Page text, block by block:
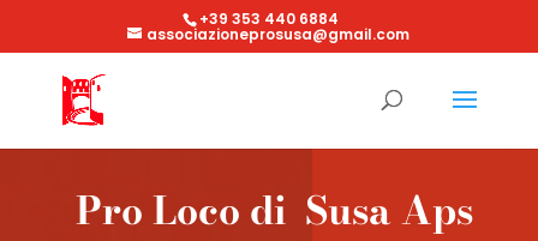
+39 353 440 6884
associazioneprosusa@gmail.com
Pro Loco di Susa Aps